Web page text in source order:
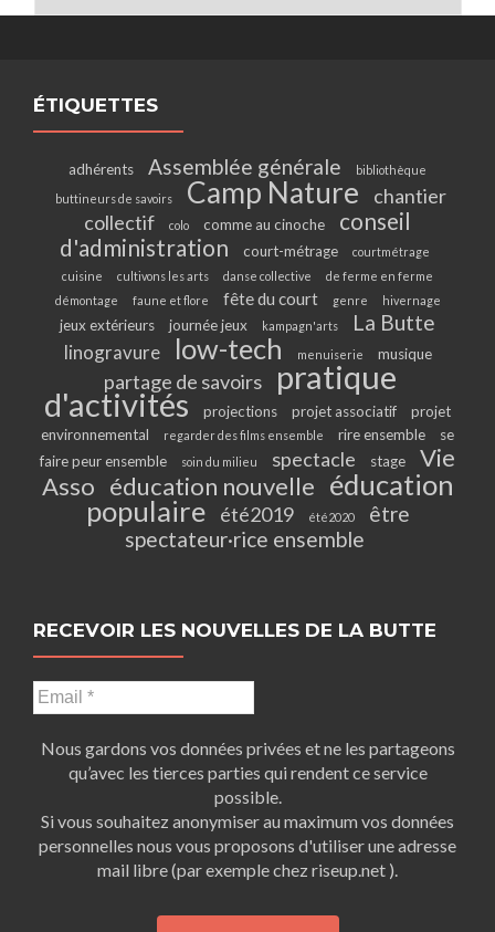
ÉTIQUETTES
adhérents Assemblée générale
bibliothèque
buttineurs de savoirs
Camp Nature
chantier
collectif
colo comme au cinoche
conseil
d'administration
court-métrage
courtmétrage
cuisine
cultivons les arts danse collective
de ferme en ferme
démontage
faune et flore fête du court genre hivernage
jeux extérieurs journée jeux kampagn'arts La Butte
linogravure low-tech menuiserie musique
partage de savoirs pratique
d'activités projections projet associatif
projet
environnemental
regarder des films ensemble rire ensemble
se
faire peur ensemble
soin du milieu spectacle stage
Vie
Asso éducation nouvelle éducation
populaire
été2019 été2020
être
spectateur·rice ensemble
RECEVOIR LES NOUVELLES DE LA BUTTE
Nous gardons vos données privées et ne les partageons
qu’avec les tierces parties qui rendent ce service
possible.
Si vous souhaitez anonymiser au maximum vos données
personnelles nous vous proposons d'utiliser une adresse
mail libre (par exemple chez riseup.net ).